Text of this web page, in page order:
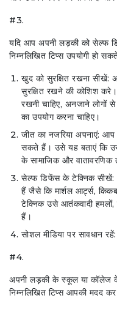
#3.
यदि आप अपनी लड़की को सेल्फ
निम्नलिखित टिप्स उपयोगी हो
खुद को सुरक्षित रखना सीखें:
सुरक्षित रखने की कोशिश
रखनी चाहिए, अनजाने लोगों से
का उपयोग करना चाहिए।
जीत का नजरिया अपनाएं:
सकते हैं। उसे यह बताएं कि
के सामाजिक और वातावरणिक
सेल्फ डिफेंस के टेक्निक
हैं जैसे कि मार्शल आर्ट्स,
टेक्निक उसे आतंकवादी हमलों,
हैं।
सोशल मीडिया पर सावधान रहें:
#4.
अपनी लड़की के स्कूल या कॉलेज के
निम्नलिखित टिप्स आपकी मदद